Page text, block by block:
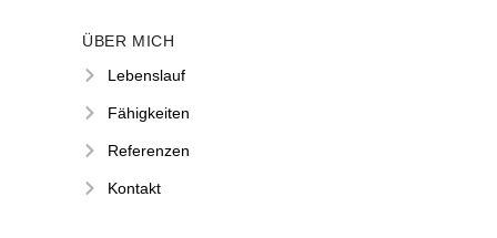
ÜBER MICH
Lebenslauf
Fähigkeiten
Referenzen
Kontakt